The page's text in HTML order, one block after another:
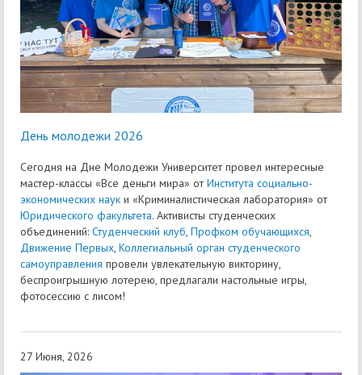
День молодежи 2026
Сегодня на Дне Молодежи Университет провел интересные
мастер-классы «Все деньги мира» отИнститута социально-
экономических наук и «Криминалистическая лаборатория» от
Юридического факультета. Активисты студенческих
объединений: Студенческий клуб, Профком обучающихся,
Движение Первых, Коллегиальный орган студенческого
самоуправления провели увлекательную викторину,
беспроигрышную лотерею, предлагали настольные игры,
фотосессию с лисом!
27 Июня, 2026